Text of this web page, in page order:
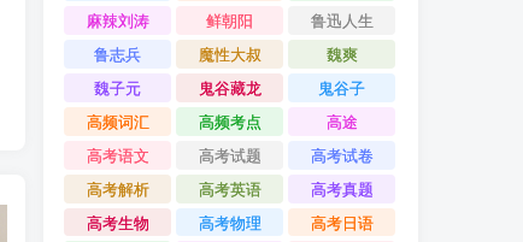
麻辣刘涛
鲜朝阳
鲁迅人生
鲁志兵
魔性大叔
魏爽
魏子元
鬼谷藏龙
鬼谷子
高频词汇
高频考点
高途
高考语文
高考试题
高考试卷
高考解析
高考英语
高考真题
高考生物
高考物理
高考日语